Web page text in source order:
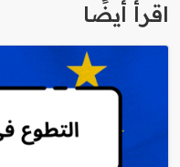
اقرأ أيضًا